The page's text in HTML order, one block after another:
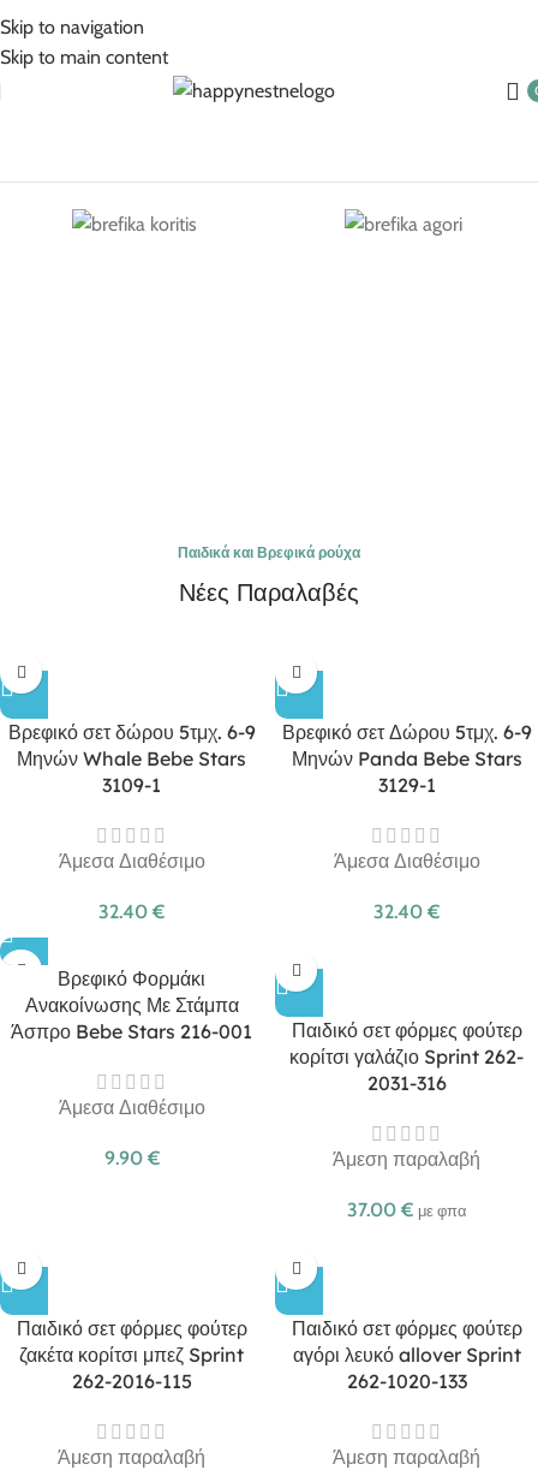
Skip to navigation
Skip to main content
Παιδικά και Βρεφικά ρούχα
Νέες Παραλαβές
Βρεφικό σετ δώρου 5τμχ. 6-9
Μηνών Whale Bebe Stars
3109-1
Άμεσα Διαθέσιμο
32.40 €
Βρεφικό σετ Δώρου 5τμχ. 6-9
Μηνών Panda Bebe Stars
3129-1
Άμεσα Διαθέσιμο
32.40 €
Βρεφικό Φορμάκι
Ανακοίνωσης Με Στάμπα
Άσπρο Bebe Stars 216-001
Άμεσα Διαθέσιμο
9.90 €
Παιδικό σετ φόρμες φούτερ
κορίτσι γαλάζιο Sprint 262-
2031-316
Άμεση παραλαβή
37.00 € με φπα
Παιδικό σετ φόρμες φούτερ
ζακέτα κορίτσι μπεζ Sprint
262-2016-115
Άμεση παραλαβή
Παιδικό σετ φόρμες φούτερ
αγόρι λευκό allover Sprint
262-1020-133
Άμεση παραλαβή
5% Επιπλέον έκπτωση για πληρωμές με κάρτα!